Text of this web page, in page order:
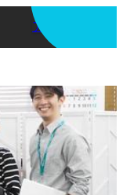
アプリを使う